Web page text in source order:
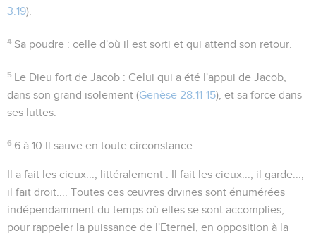
3.19).
4 Sa poudre : celle d'où il est sorti et qui attend son retour.
5 Le Dieu fort de Jacob : Celui qui a été l'appui de Jacob,
dans son grand isolement (Genèse 28.11-15), et sa force dans
ses luttes.
6 6 à 10 Il sauve en toute circonstance.
Il a fait les cieux... , littéralement : Il fait les cieux..., il garde...,
il fait droit...
. Toutes ces œuvres divines sont énumérées
indépendamment du temps où elles se sont accomplies,
pour rappeler la puissance de l'Eternel, en opposition à la